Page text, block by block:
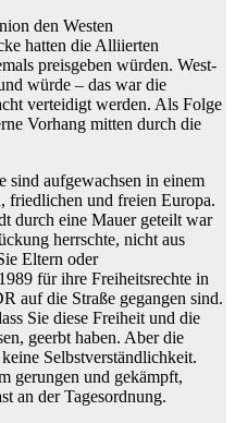
den Westen
hatten die Alliierten
preisgeben würden. West-
würde – das war die
verteidigt werden. Als Folge
Vorhang mitten durch die
sind aufgewachsen in einem
friedlichen und freien Europa.
durch eine Mauer geteilt war
herrschte, nicht aus
Eltern oder
für ihre Freiheitsrechte in
auf die Straße gegangen sind.
Sie diese Freiheit und die
geerbt haben. Aber die
Selbstverständlichkeit.
gerungen und gekämpft,
an der Tagesordnung.